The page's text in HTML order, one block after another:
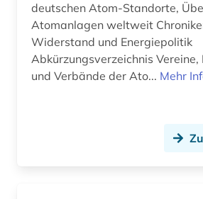
gewerbliche schutzrechte (3)
gewerblicher rechtsschutz (4)
deutschen Atom-Standorte,
Atomanlagen weltweit
Widerstand und Energiepolitik
Abkürzungsverzeichnis
und Verbände der Ato... Mehr